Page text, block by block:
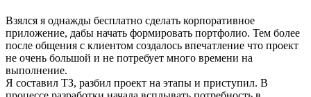
Взялся я однажды бесплатно сделать корпоративное
приложение, дабы начать формировать портфолио. Тем более
после общения с клиентом создалось впечатление что проект
не очень большой и не потребует много времени на
выполнение.
Я составил ТЗ, разбил проект на этапы и приступил. В